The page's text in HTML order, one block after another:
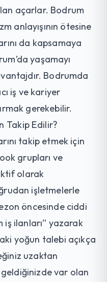
açarlar. Bodrum
anlayışının ötesine
da kapsamaya
yaşamayı
Bodrumda
iş ve kariyer
gerekebilir.
Takip Edilir?
takip etmek için
grupları ve
olarak
işletmelerle
öncesinde ciddi
ilanları” yazarak
yoğun talebi açıkça
uzaktan
var olan